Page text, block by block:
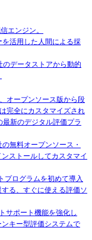
エンジン。
を活用した人間による採
のデータストアから動的
オープンソース版から段
完全にカスタマイズされ
新のデジタル評価プラ
の無料オープンソース・
ストールしてカスタマイ
プログラムを初めて導入
る、すぐに使える評価ソ
サポート機能を強化し
キー型評価システムで